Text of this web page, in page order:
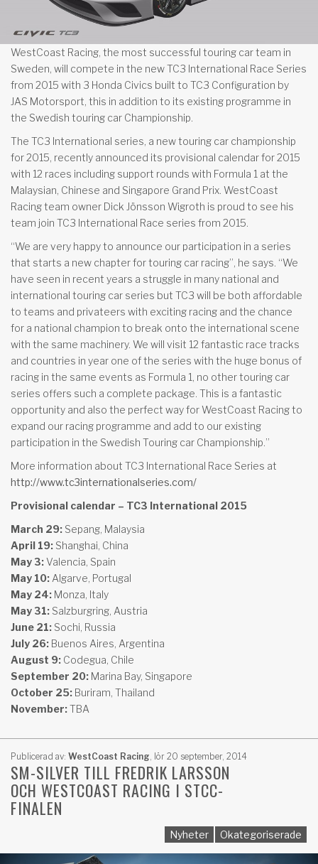
WestCoast Racing, the most successful touring car team in
Sweden, will compete in the new TC3 International Race Series
from 2015 with 3 Honda Civics built to TC3 Configuration by
JAS Motorsport, this in addition to its existing programme in
the Swedish touring car Championship.
The TC3 International series, a new touring car championship
for 2015, recently announced its provisional calendar for 2015
with 12 races including support rounds with Formula 1 at the
Malaysian, Chinese and Singapore Grand Prix. WestCoast
Racing team owner Dick Jönsson Wigroth is proud to see his
team join TC3 International Race series from 2015.
“We are very happy to announce our participation in a series
that starts a new chapter for touring car racing”, he says. “We
have seen in recent years a struggle in many national and
international touring car series but TC3 will be both affordable
to teams and privateers with exciting racing and the chance
for a national champion to break onto the international scene
with the same machinery. We will visit 12 fantastic race tracks
and countries in year one of the series with the huge bonus of
racing in the same events as Formula 1, no other touring car
series offers such a complete package. This is a fantastic
opportunity and also the perfect way for WestCoast Racing to
expand our racing programme and add to our existing
participation in the Swedish Touring car Championship.”
More information about TC3 International Race Series at
http://www.tc3internationalseries.com/
Provisional calendar – TC3 International 2015
March 29: Sepang, Malaysia
April 19: Shanghai, China
May 3:Valencia, Spain
May 10: Algarve, Portugal
May 24: Monza, Italy
May 31: Salzburgring, Austria
June 21: Sochi, Russia
July 26: Buenos Aires, Argentina
August 9: Codegua, Chile
September 20: Marina Bay, Singapore
October 25: Buriram, Thailand
November:TBA
Publicerad av: WestCoast Racing, lör 20 september, 2014
SM-SILVER TILL FREDRIK LARSSON
OCH WESTCOAST RACING I STCC-
FINALEN
Nyheter Okategoriserade